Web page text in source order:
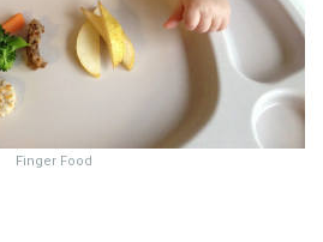
Finger Food